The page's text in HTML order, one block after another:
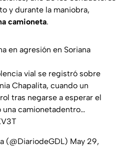
y durante la maniobra,
camioneta.
en agresión en Soriana
vial se registró sobre
Chapalita, cuando un
tras negarse a esperar el
camionetadentro…
(@DiariodeGDL) May 29,